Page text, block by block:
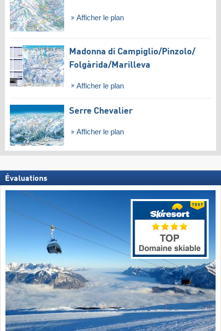
Afficher le plan
Madonna di Campiglio/​Pinzolo/​
Folgàrida/​Marilleva
Afficher le plan
Serre Chevalier
Afficher le plan
Évaluations